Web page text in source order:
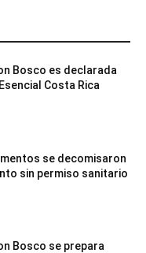
Bosco es declarada
Costa Rica
se decomisaron
sin permiso sanitario
Bosco se prepara